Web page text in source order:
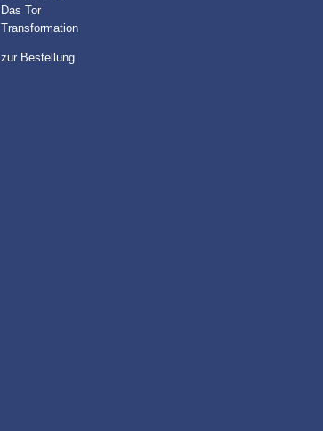
Das Tor
Transformation
zur Bestellung